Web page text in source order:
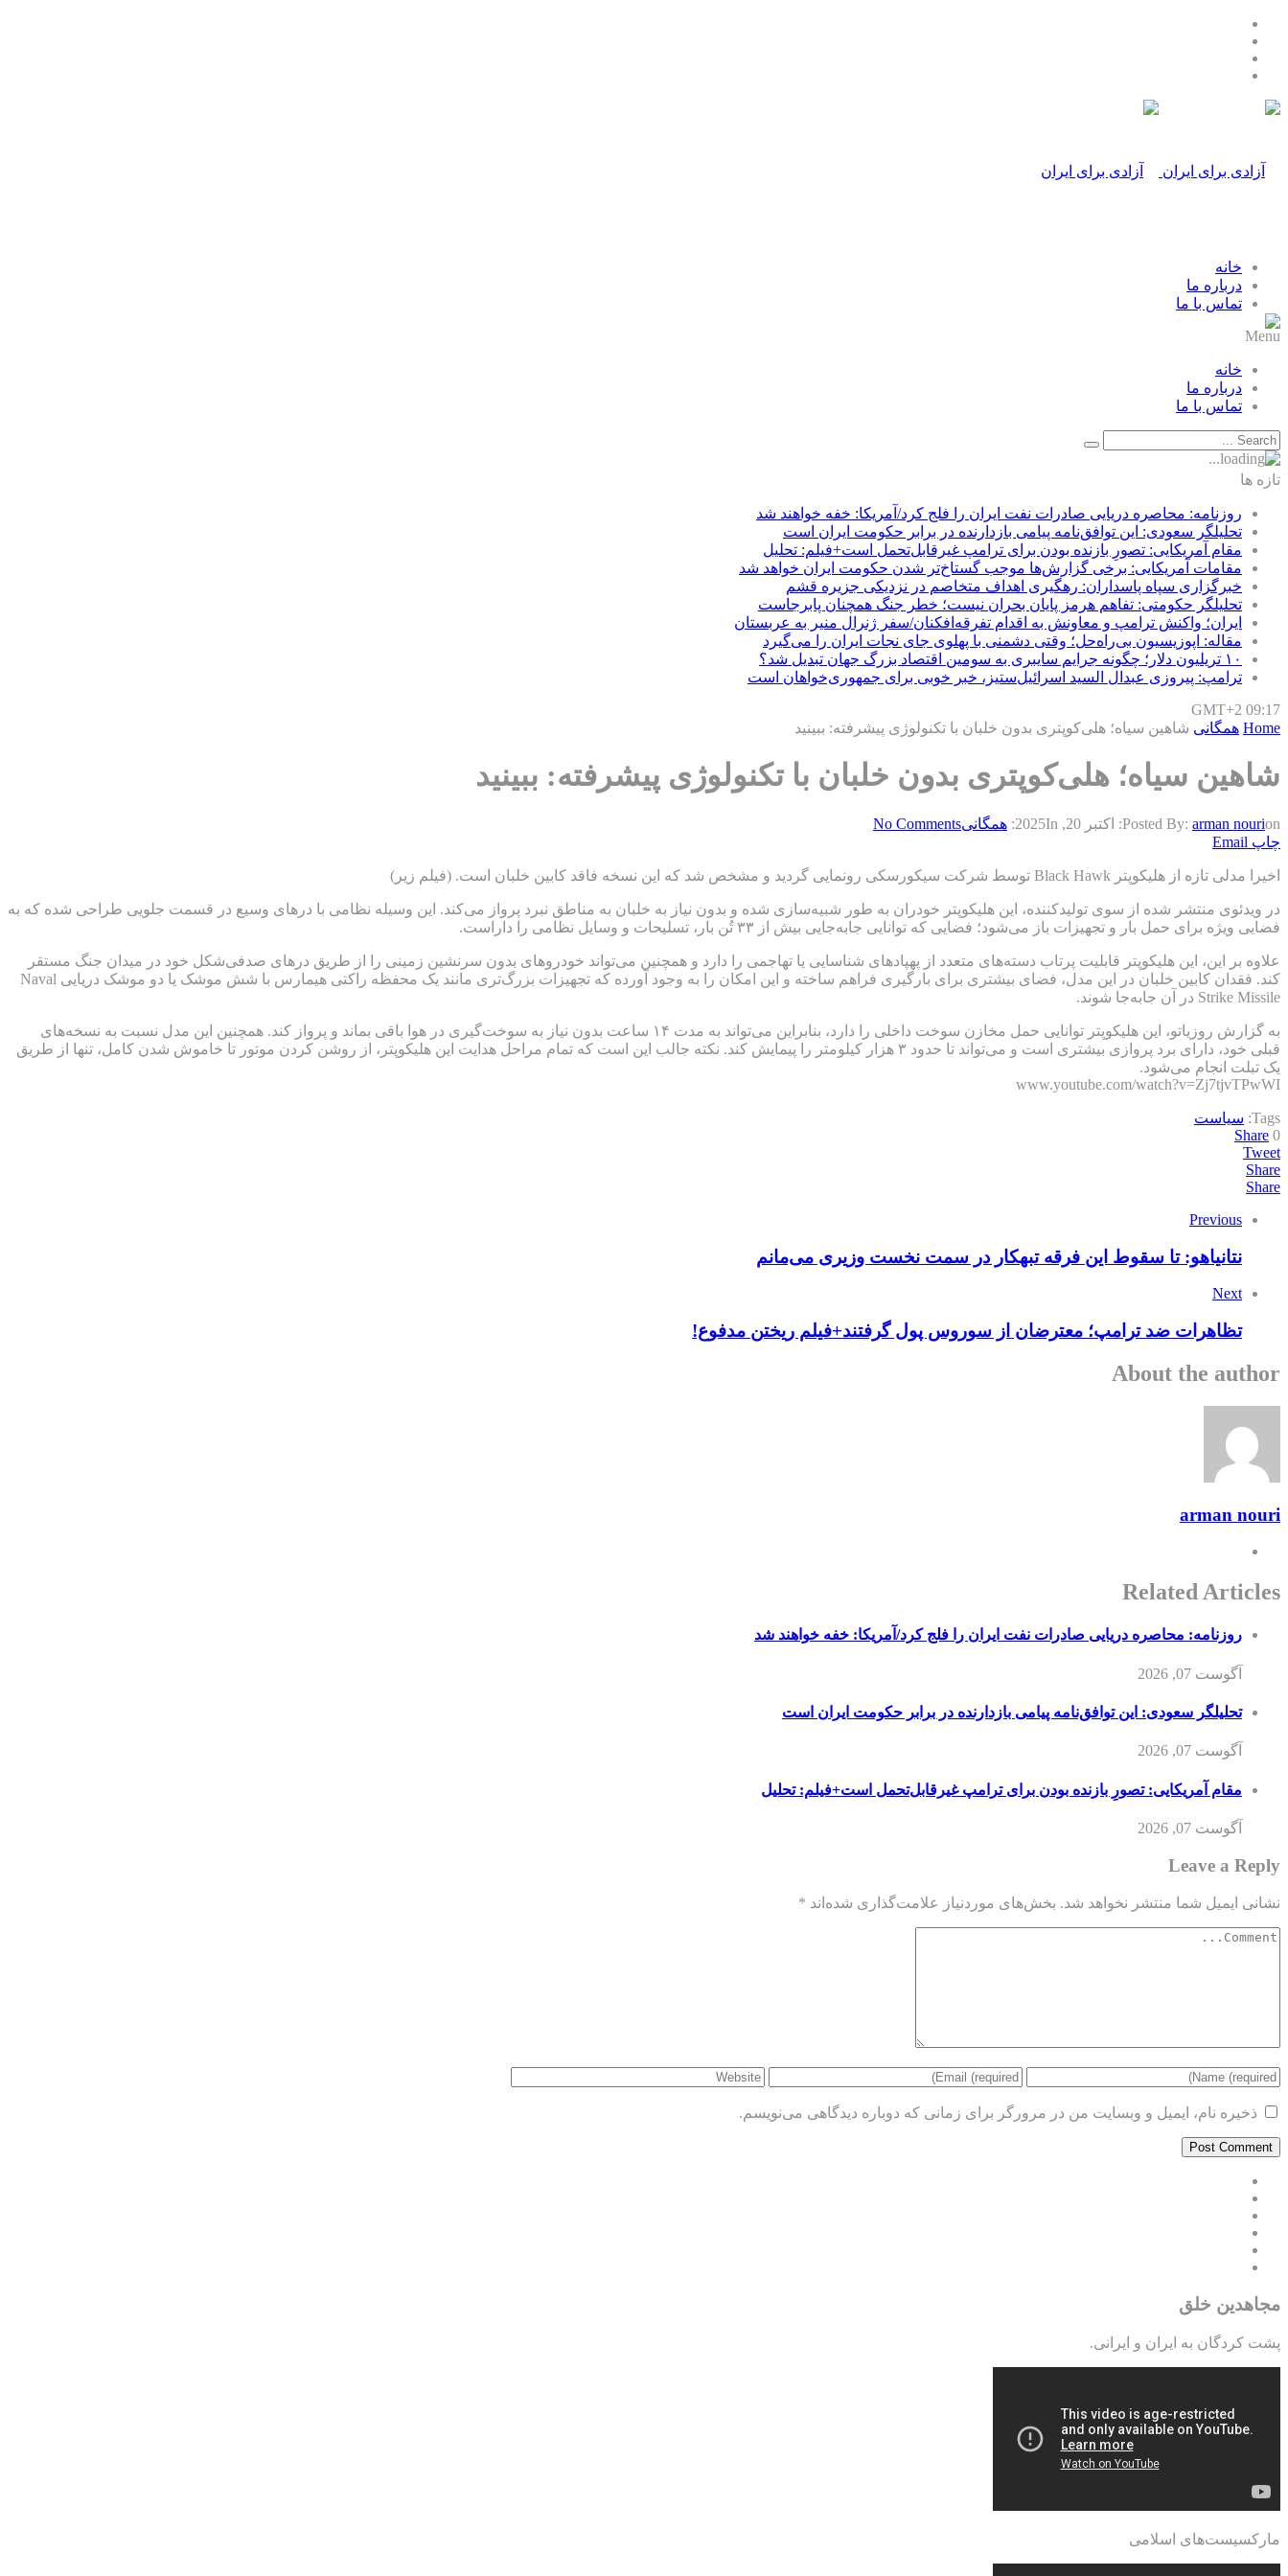
خانه
درباره ما
تماس با ما
Menu
خانه
درباره ما
تماس با ما
تازه ها
روزنامه: محاصره دریایی صادرات نفت ایران را فلج کرد/آمریکا: خفه خواهند شد
تحلیلگر سعودی: این توافق‌نامه پیامی بازدارنده در برابر حکومت ایران است
مقام آمریکایی: تصورِ بازنده بودن برای ترامپ غیرقابل‌تحمل است+فیلم: تحلیل
مقامات آمریکایی: برخی گزارش‌ها موجب گستاخ‌تر شدن حکومت ایران خواهد شد
خبرگزاری سپاه پاسداران: رهگیری اهداف متخاصم در نزدیکی جزیره قشم
تحلیلگر حکومتی: تفاهم هرمز پایان بحران نیست؛ خطر جنگ همچنان پابرجاست
ایران؛ واکنش ترامپ و معاونش به اقدام تفرقه‌افکنان/سفر ژنرال منیر به عربستان
مقاله: اپوزیسیون بی‌راه‌حل؛ وقتی دشمنی با پهلوی جای نجات ایران را می‌گیرد
۱۰ تریلیون دلار؛ چگونه جرایم سایبری به سومین اقتصاد بزرگ جهان تبدیل شد؟
ترامپ: پیروزی عبدال السید اسرائیل‌ستیز، خبر خوبی برای جمهوری‌خواهان است
GMT+2 09:17
Home همگانی شاهین سیاه؛ هلی‌کوپتری بدون خلبان با تکنولوژی پیشرفته: ببینید
شاهین سیاه؛ هلی‌کوپتری بدون خلبان با تکنولوژی پیشرفته: ببینید
Posted By: arman nourion: اکتبر 20, 2025 In: همگانیNo Comments
چاپ Email
اخیرا مدلی تازه از هلیکوپتر Black Hawk توسط شرکت سیکورسکی رونمایی گردید و مشخص شد که این نسخه فاقد کابین خلبان است. (فیلم زیر)
در ویدئوی منتشر شده از سوی تولیدکننده، این هلیکوپتر خودران به طور شبیه‌سازی شده و بدون نیاز به خلبان به مناطق نبرد پرواز می‌کند. این وسیله نظامی با درهای وسیع در قسمت جلویی طراحی شده که به
فضایی ویژه برای حمل بار و تجهیزات باز می‌شود؛ فضایی که توانایی جابه‌جایی بیش از ۳۳ تُن بار، تسلیحات و وسایل نظامی را داراست.
علاوه بر این، این هلیکوپتر قابلیت پرتاب دسته‌های متعدد از پهپادهای شناسایی یا تهاجمی را دارد و همچنین می‌تواند خودروهای بدون سرنشین زمینی را از طریق درهای صدفی‌شکل خود در میدان جنگ مستقر
کند. فقدان کابین خلبان در این مدل، فضای بیشتری برای بارگیری فراهم ساخته و این امکان را به وجود آورده که تجهیزات بزرگ‌تری مانند یک محفظه‌ راکتی هیمارس با شش موشک یا دو موشک دریایی Naval
Strike Missile در آن جابه‌جا شوند.
به گزارش روزیاتو، این هلیکوپتر توانایی حمل مخازن سوخت داخلی را دارد، بنابراین می‌تواند به مدت ۱۴ ساعت بدون نیاز به سوخت‌گیری در هوا باقی بماند و پرواز کند. همچنین این مدل نسبت به نسخه‌های
قبلی خود، دارای برد پروازی بیشتری است و می‌تواند تا حدود ۳ هزار کیلومتر را پیمایش کند. نکته جالب این است که تمام مراحل هدایت این هلیکوپتر، از روشن کردن موتور تا خاموش شدن کامل، تنها از طریق
یک تبلت انجام می‌شود.
www.youtube.com/watch?v=Zj7tjvTPwWI
Tags: سیاست
Share 0
Tweet
Share
Share
Previous
نتانیاهو: تا سقوط این فرقه تبهکار در سمت نخست وزیری می‌مانم
Next
تظاهرات ضد ترامپ؛ معترضان از سوروس پول گرفتند+فیلم ریختن مدفوع!
About the author
arman nouri
Related Articles
روزنامه: محاصره دریایی صادرات نفت ایران را فلج کرد/آمریکا: خفه خواهند شد
آگوست 07, 2026
تحلیلگر سعودی: این توافق‌نامه پیامی بازدارنده در برابر حکومت ایران است
آگوست 07, 2026
مقام آمریکایی: تصورِ بازنده بودن برای ترامپ غیرقابل‌تحمل است+فیلم: تحلیل
آگوست 07, 2026
Leave a Reply
نشانی ایمیل شما منتشر نخواهد شد. بخش‌های موردنیاز علامت‌گذاری شده‌اند *
ذخیره نام، ایمیل و وبسایت من در مرورگر برای زمانی که دوباره دیدگاهی می‌نویسم.
مجاهدین خلق
پشت کردگان به ایران و ایرانی.
مارکسیست‌های اسلامی